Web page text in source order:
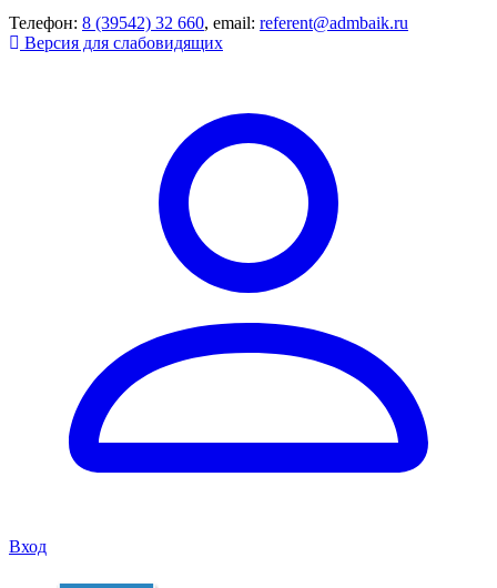
Телефон: 8 (39542) 32 660, email: referent@admbaik.ru
Версия для слабовидящих
Вход